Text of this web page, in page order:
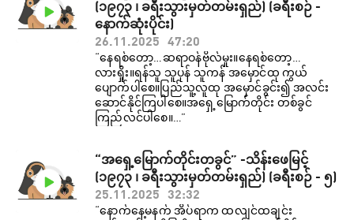
(၁၉၇၃ ၊ ခရီးသွားမှတ်တမ်းရှည်) (ခရီးစဉ် -
နောက်ဆုံးပိုင်း)
26.11.2025
47:20
“နေရစ်တော့…ဆရာဝန်ဗိုလ်မှုး။နေရစ်တော့…
လားရှိုး။ရန်သူ သူပုန် သူကန် အမှောင်ထု ကွယ်​
ပျောက်ပါစေ။ပြည်သူ့လူထု အမှောင်ခွင်း၍ အလင်း
ဆောင်နိုင်ကြပါစေ။အရှေ့မြောက်တိုင်း တစ်ခွင်
ကြည်လင်ပါစေ။…”
“အရှေ့မြောက်တိုင်းတခွင်” -သိန်းဖေမြင့်
(၁၉၇၃ ၊ ခရီးသွားမှတ်တမ်းရှည်) (ခရီးစဉ် - ၅)
25.11.2025
32:32
“နောက်နေ့မနက် အိပ်ရာက ထလျင်ထချင်း